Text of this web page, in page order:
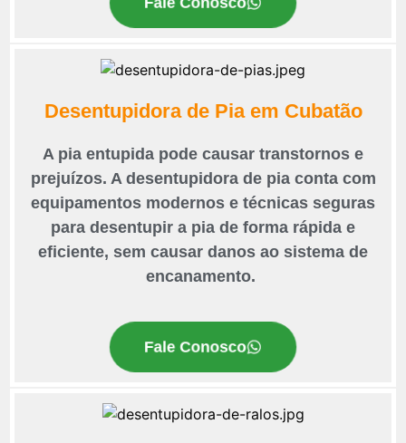
Desentupidora de Pia em Cubatão
A pia entupida pode causar transtornos e
prejuízos. A desentupidora de pia conta com
equipamentos modernos e técnicas seguras
para desentupir a pia de forma rápida e
eficiente, sem causar danos ao sistema de
encanamento.
Fale Conosco